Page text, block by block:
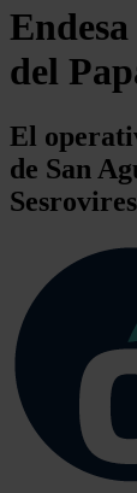
del
El
de San
Sesrovires